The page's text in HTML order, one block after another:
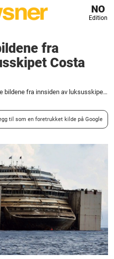
NO
Edition
fra
Costa
Her er de unike bildene fra innsiden av luksusskipet Costa Concordia.
til som en foretrukket kilde på Google